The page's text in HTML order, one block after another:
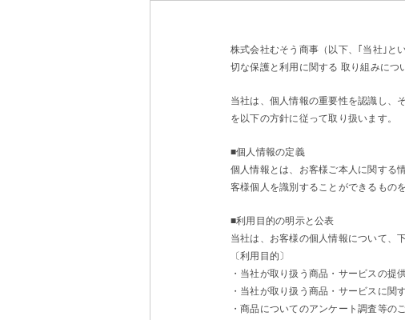
株式会社むそう商事（以下、｢当社｣と
切な保護と利用に関する 取り組みにつ
当社は、個人情報の重要性を認識し、
を以下の方針に従って取り扱います。
■個人情報の定義
個人情報とは、お客様ご本人に関する
客様個人を識別することができるもの
■利用目的の明示と公表
当社は、お客様の個人情報について、
〔利用目的〕
・当社が取り扱う商品・サービスの提
・当社が取り扱う商品・サービスに関
・商品についてのアンケート調査等の